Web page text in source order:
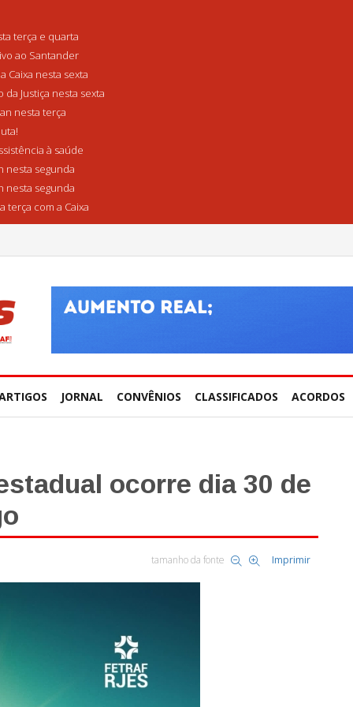
terça e quarta
ao Santander
Caixa nesta sexta
Justiça nesta sexta
nesta terça
à saúde
nesta segunda
nesta segunda
terça com a Caixa
JORNAL CONVÊNIOS CLASSIFICADOS ACORDOS
ocorre dia 30 de
tamanho da fonte Imprimir